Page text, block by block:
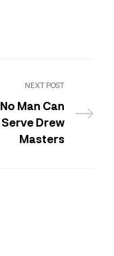
NEXT POST
No Man Can
Serve Drew
Masters